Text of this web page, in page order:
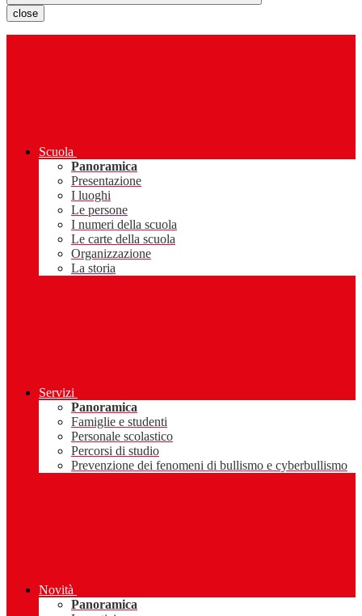
close
Scuola
Panoramica
Presentazione
I luoghi
Le persone
I numeri della scuola
Le carte della scuola
Organizzazione
La storia
Servizi
Panoramica
Famiglie e studenti
Personale scolastico
Percorsi di studio
Prevenzione dei fenomeni di bullismo e cyberbullismo
Novità
Panoramica